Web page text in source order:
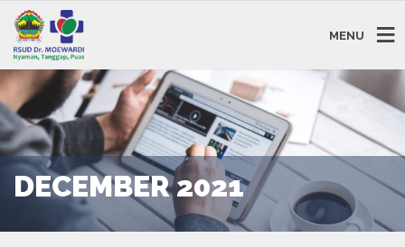
MENU
DECEMBER 2021